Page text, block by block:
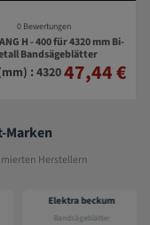
0 Bewertungen
H - 400 für 4320 mm Bi-
Bandsägeblätter
: 432047,44 €
Marken
Herstellern
Elektra beckum
Bandsägeblätter